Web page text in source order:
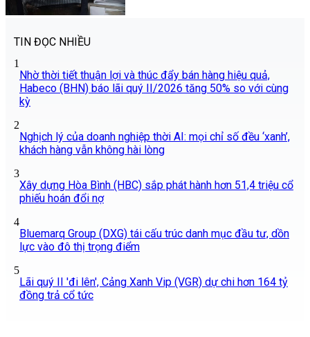
TIN ĐỌC NHIỀU
1
Nhờ thời tiết thuận lợi và thúc đẩy bán hàng hiệu quả,
Habeco (BHN) báo lãi quý II/2026 tăng 50% so với cùng
kỳ
2
Nghịch lý của doanh nghiệp thời AI: mọi chỉ số đều ‘xanh’,
khách hàng vẫn không hài lòng
3
Xây dựng Hòa Bình (HBC) sắp phát hành hơn 51,4 triệu cổ
phiếu hoán đổi nợ
4
Bluemarq Group (DXG) tái cấu trúc danh mục đầu tư, dồn
lực vào đô thị trọng điểm
5
Lãi quý II 'đi lên', Cảng Xanh Vip (VGR) dự chi hơn 164 tỷ
đồng trả cổ tức